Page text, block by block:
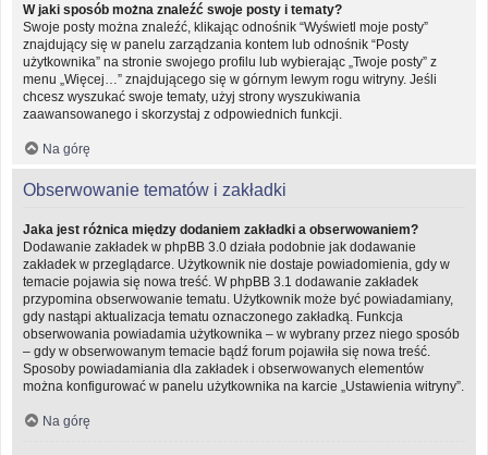
W jaki sposób można znaleźć swoje posty i tematy?
Swoje posty można znaleźć, klikając odnośnik “Wyświetl moje posty”
znajdujący się w panelu zarządzania kontem lub odnośnik “Posty
użytkownika” na stronie swojego profilu lub wybierając „Twoje posty” z
menu „Więcej…” znajdującego się w górnym lewym rogu witryny. Jeśli
chcesz wyszukać swoje tematy, użyj strony wyszukiwania
zaawansowanego i skorzystaj z odpowiednich funkcji.
Na górę
Obserwowanie tematów i zakładki
Jaka jest różnica między dodaniem zakładki a obserwowaniem?
Dodawanie zakładek w phpBB 3.0 działa podobnie jak dodawanie
zakładek w przeglądarce. Użytkownik nie dostaje powiadomienia, gdy w
temacie pojawia się nowa treść. W phpBB 3.1 dodawanie zakładek
przypomina obserwowanie tematu. Użytkownik może być powiadamiany,
gdy nastąpi aktualizacja tematu oznaczonego zakładką. Funkcja
obserwowania powiadamia użytkownika – w wybrany przez niego sposób
– gdy w obserwowanym temacie bądź forum pojawiła się nowa treść.
Sposoby powiadamiania dla zakładek i obserwowanych elementów
można konfigurować w panelu użytkownika na karcie „Ustawienia witryny”.
Na górę